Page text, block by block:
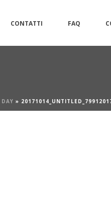
CONTATTI FAQ
»